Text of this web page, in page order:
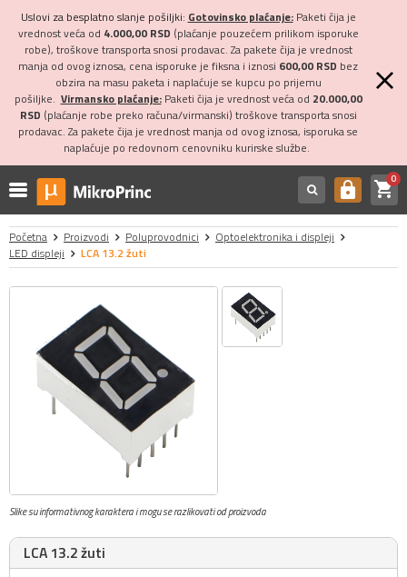
Uslovi za besplatno slanje pošiljki: Gotovinsko plaćanje:Paketi čija je
vrednost veća od 4.000,00 RSD (plaćanje pouzećem prilikom isporuke
robe), troškove transporta snosi prodavac. Za pakete čija je vrednost
manja od ovog iznosa, cena isporuke je fiksna i iznosi 600,00 RSD bez
obzira na masu paketa i naplaćuje se kupcu po prijemu
pošiljke. Virmansko plaćanje:Paketi čija je vrednost veća od 20.000,00
RSD (plaćanje robe preko računa/virmanski) troškove transporta snosi
prodavac. Za pakete čija je vrednost manja od ovog iznosa, isporuka se
naplaćuje po redovnom cenovniku kurirske službe.
https shopping_cart0
Početna Proizvodi Poluprovodnici
Optoelektronika i displeji
LED displeji
LCA 13.2 žuti
Slike su informativnog karaktera i mogu se razlikovati od proizvoda
LCA 13.2 žuti